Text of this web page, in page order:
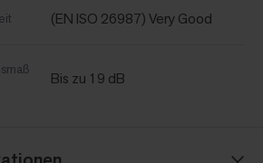
(EN ISO 26987) Very Good
Bis zu 19 dB